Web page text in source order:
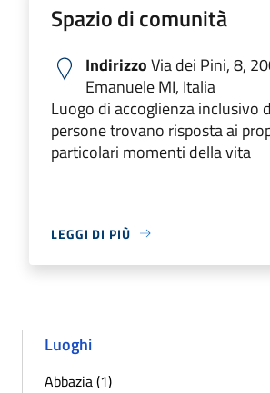
Spazio di comunità
IndirizzoVia dei Pini, 8,
Emanuele MI, Italia
Luogo di accoglienza inclusivo
persone trovano risposta ai
particolari momenti della vita
LEGGI DI PIÙ
Luoghi
Abbazia (1)